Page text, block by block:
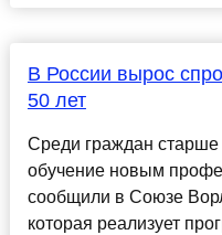
В России вырос
50 лет
Среди граждан старше
обучение новым
сообщили в Союзе
которая реализует